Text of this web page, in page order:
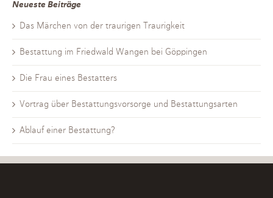
Neueste Beiträge
Das Märchen von der traurigen Traurigkeit
Bestattung im Friedwald Wangen bei Göppingen
Die Frau eines Bestatters
Vortrag über Bestattungsvorsorge und Bestattungsarten
Ablauf einer Bestattung?